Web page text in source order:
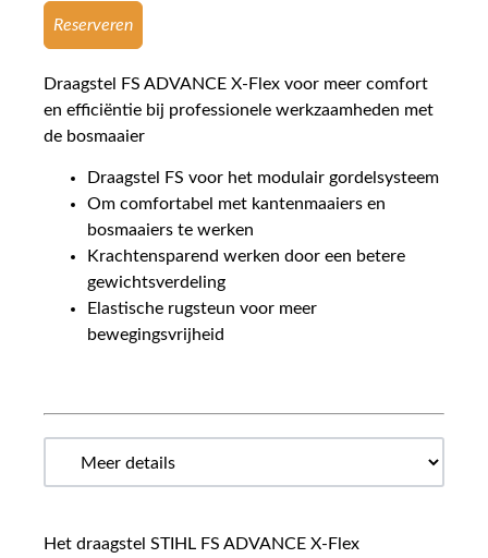
Reserveren
Draagstel FS ADVANCE X-Flex voor meer comfort
en efficiëntie bij professionele werkzaamheden met
de bosmaaier
Draagstel FS voor het modulair gordelsysteem
Om comfortabel met kantenmaaiers en
bosmaaiers te werken
Krachtensparend werken door een betere
gewichtsverdeling
Elastische rugsteun voor meer
bewegingsvrijheid
Het draagstel STIHL FS ADVANCE X-Flex